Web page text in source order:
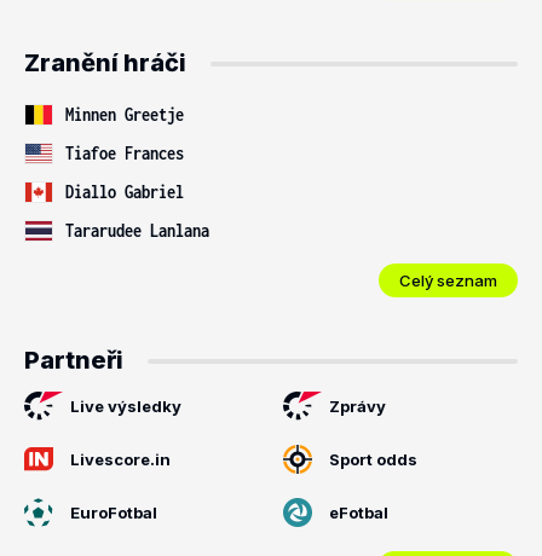
Zranění hráči
Minnen Greetje
Tiafoe Frances
Diallo Gabriel
Tararudee Lanlana
Celý seznam
Partneři
Live výsledky Zprávy
Livescore.in Sport odds
EuroFotbal eFotbal